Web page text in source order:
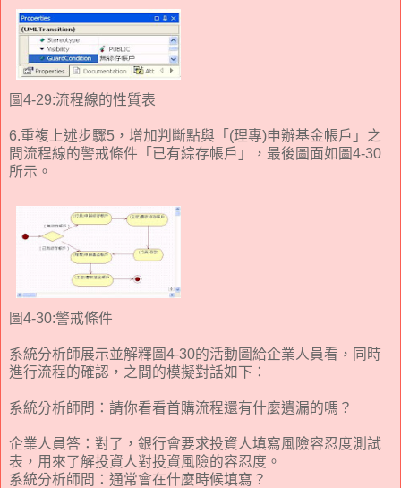
圖4-29:流程線的性質表
6.重複上述步驟5，增加判斷點與「(理專)申辦基金帳戶」之
間流程線的警戒條件「已有綜存帳戶」，最後圖面如圖4-30
所示。
圖4-30:警戒條件
系統分析師展示並解釋圖4-30的活動圖給企業人員看，同時
進行流程的確認，之間的模擬對話如下：
系統分析師問：請你看看首購流程還有什麼遺漏的嗎？
企業人員答：對了，銀行會要求投資人填寫風險容忍度測試
表，用來了解投資人對投資風險的容忍度。
系統分析師問：通常會在什麼時候填寫？